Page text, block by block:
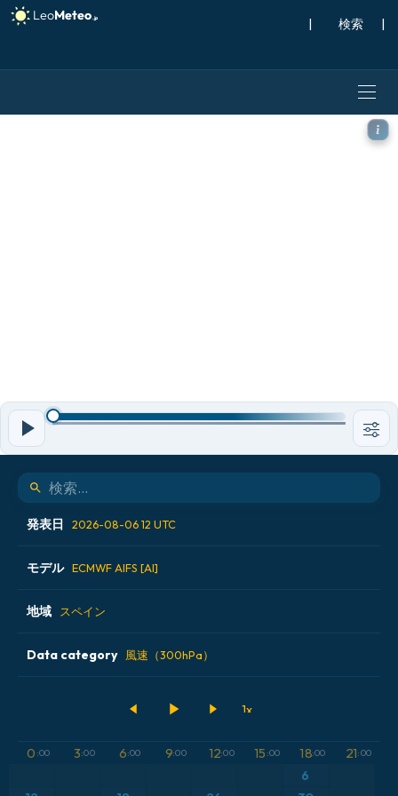
| |
ECMWF AIFS [AI] モデル -
発表日 2026-08-06 12 UTC
2026-08-05 00 UTC
2026-08-05 12 UTC
2026-08-06 00 UTC
モデル ECMWF AIFS [AI]
ALADIN CZ 2.3 km
ECMWF AIFS [AI]
地域 スペイン
アイスランド
Data category 風速（300hPa）
0 :00 3:00 6:00 9:00 12:00 15 :00 18:00 21:00
6